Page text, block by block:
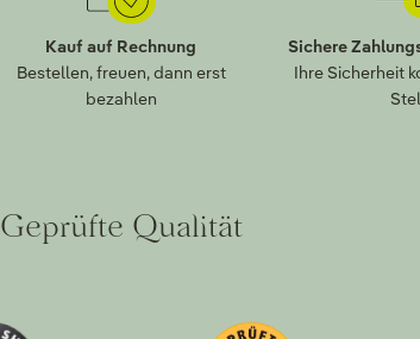
Kauf auf Rechnung
Bestellen, freuen, dann erst
bezahlen
Sichere
Ihre Sicherheit
Geprüfte Qualität